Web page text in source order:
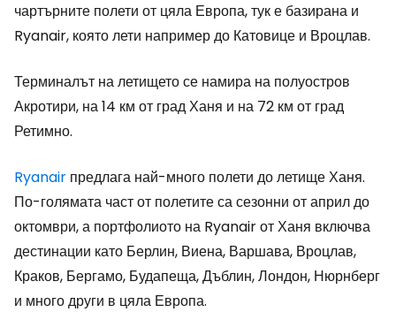
чартърните полети от цяла Европа, тук е базирана и
Ryanair, която лети например до Катовице и Вроцлав.
Терминалът на летището се намира на полуостров
Акротири, на 14 км от град Ханя и на 72 км от град
Ретимно.
Ryanair предлага най-много полети до летище Ханя.
По-голямата част от полетите са сезонни от април до
октомври, а портфолиото на Ryanair от Ханя включва
дестинации като Берлин, Виена, Варшава, Вроцлав,
Краков, Бергамо, Будапеща, Дъблин, Лондон, Нюрнберг
и много други в цяла Европа.